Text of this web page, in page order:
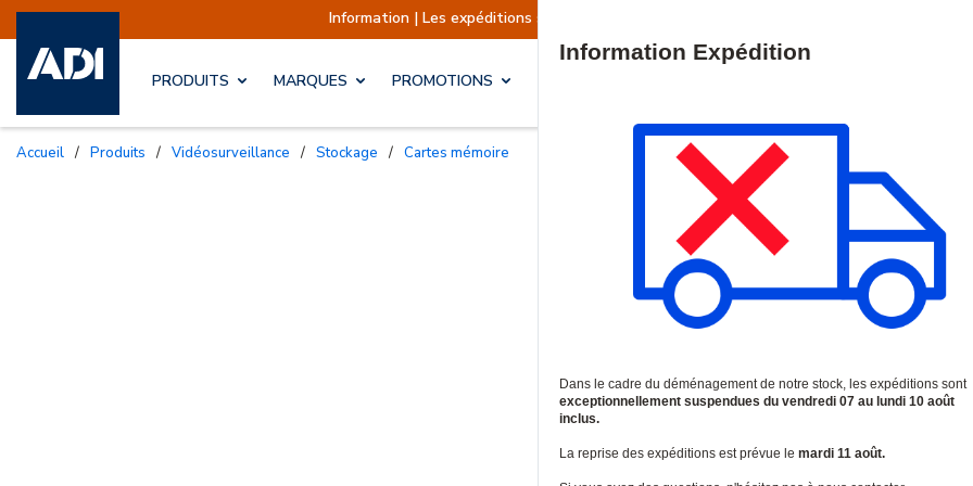
Information | Les expéditions sont actuellement suspendues Reprise prévue le
PRODUITS MARQUES PROMOTIONS
Accueil / Produits / Vidéosurveillance / Stockage / Cartes mémoire